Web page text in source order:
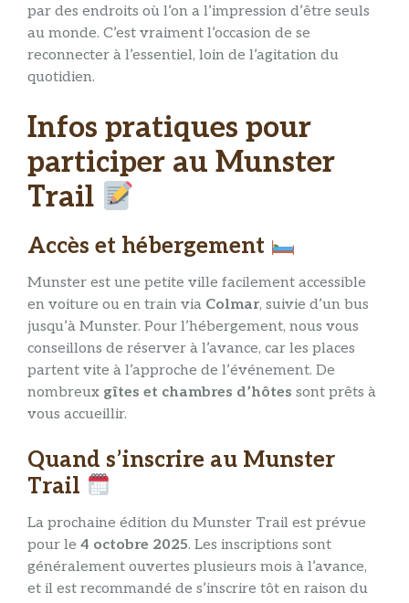
par des endroits où l’on a l’impression d’être seuls
au monde. C’est vraiment l’occasion de se
reconnecter à l’essentiel, loin de l’agitation du
quotidien.
Infos pratiques pour
participer au Munster
Trail
Accès et hébergement
Munster est une petite ville facilement accessible
en voiture ou en train via Colmar, suivie d’un bus
jusqu’à Munster. Pour l’hébergement, nous vous
conseillons de réserver à l’avance, car les places
partent vite à l’approche de l’événement. De
nombreux gîtes et chambres d’hôtes sont prêts à
vous accueillir.
Quand s’inscrire au Munster
Trail
La prochaine édition du Munster Trail est prévue
pour le 4 octobre 2025. Les inscriptions sont
généralement ouvertes plusieurs mois à l’avance,
et il est recommandé de s’inscrire tôt en raison du